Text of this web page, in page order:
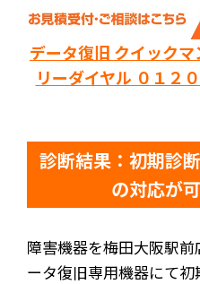
データ復旧 クイック
リーダイヤル ０１２
診断結果：初期診
の対応が
障害機器を梅田大阪駅
ータ復旧専用機器にて